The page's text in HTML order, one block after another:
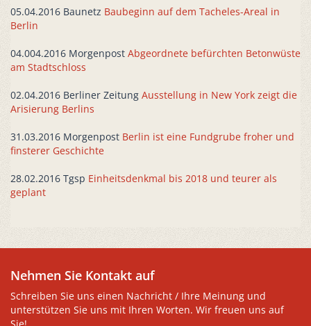
05.04.2016 Baunetz Baubeginn auf dem Tacheles-Areal in
Berlin
04.004.2016 Morgenpost Abgeordnete befürchten Betonwüste
am Stadtschloss
02.04.2016 Berliner Zeitung Ausstellung in New York zeigt die
Arisierung Berlins
31.03.2016 Morgenpost Berlin ist eine Fundgrube froher und
finsterer Geschichte
28.02.2016 Tgsp Einheitsdenkmal bis 2018 und teurer als
geplant
Nehmen Sie Kontakt auf
Schreiben Sie uns einen Nachricht / Ihre Meinung und
unterstützen Sie uns mit Ihren Worten. Wir freuen uns auf